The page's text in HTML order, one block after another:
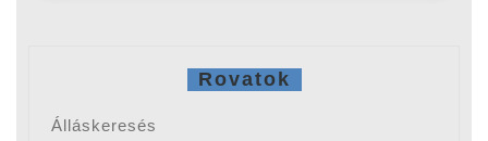
Rovatok
Álláskeresés